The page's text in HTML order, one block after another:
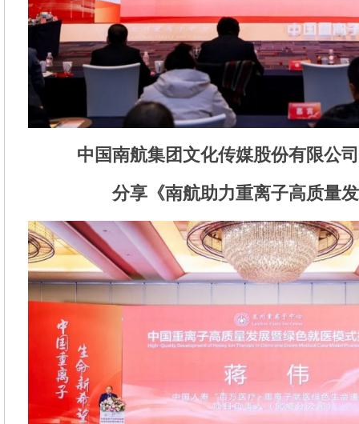
中国南航集团文化传媒股份有限公
分享《南航助力重离子高质量